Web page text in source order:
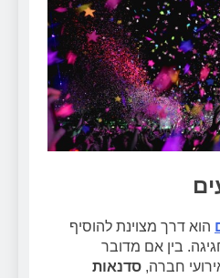
הוא דרך מצוינת להוסיף
בין אם מדובר
חברה, סדנאות